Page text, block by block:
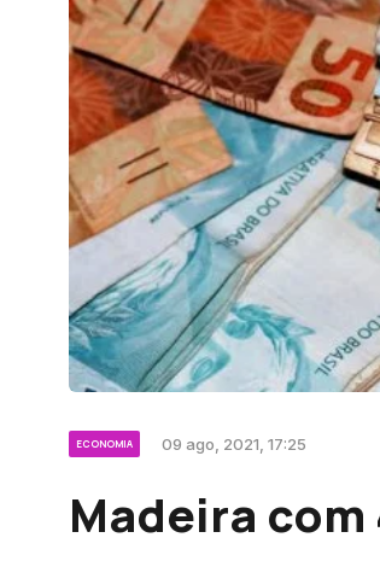
ECONOMIA 09 ago, 2021, 17:25
Madeira